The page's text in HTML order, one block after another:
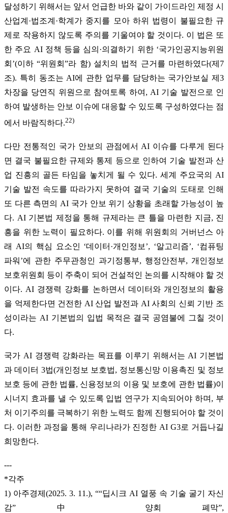
달성하기 위해서는 앞서 언급한 바와 같이 가이드라인 제정 시
산업계·법조계·학계가 중지를 모아 하위 법령이 불필요한 규
제로 작용하지 않도록 주의를 기울여야 할 것이다. 이 법은 또
한 주요 AI 정책 등을 심의·의결하기 위한 ‘국가인공지능위원
회’(이하 “위원회”라 함) 설치의 법적 근거를 마련하였다(제7
조). 특히 동조는 AI에 관한 업무를 담당하는 국가안보실 제3
차장을 당연직 위원으로 참여토록 하여, AI 기술 발전으로 인
하여 발생하는 안보 이슈에 대응할 수 있도록 구성하였다는 점
에서 바람직하다.22)
다만 전통적인 국가 안보의 관점에서 AI 이슈를 다루게 된다
면 결국 불필요한 규제와 통제 등으로 인하여 기술 발전과 산
업 진흥의 골든 타임을 놓치게 될 수 있다. 세계 주요국의 AI
기술 발전 속도를 따라가지 못하여 결국 기술의 도태로 인해
또 다른 측면의 AI 국가 안보 위기 상황을 초래할 가능성이 높
다. AI 기본법 제정을 통해 규제라는 큰 틀을 마련한 지금, 진
흥을 위한 노력이 필요하다. 이를 위해 위원회의 거버넌스 아
래 AI의 핵심 요소인 ‘데이터·개인정보’, ‘알고리즘’, ‘컴퓨팅
파워’에 관한 주무관청인 과기정통부, 행정안전부, 개인정보
보호위원회 등이 주축이 되어 건설적인 논의를 시작해야 할 것
이다. AI 경쟁력 강화를 논하면서 데이터와 개인정보의 활용
을 억제한다면 건전한 AI 산업 발전과 AI 사회의 신뢰 기반 조
성이라는 AI 기본법의 입법 목적은 결국 공염불에 그칠 것이
다.
국가 AI 경쟁력 강화라는 목표를 이루기 위해서는 AI 기본법
과 데이터 3법(개인정보 보호법, 정보통신망 이용촉진 및 정보
보호 등에 관한 법률, 신용정보의 이용 및 보호에 관한 법률)이
시너지 효과를 낼 수 있도록 입법 연구가 지속되어야 하며, 부
처 이기주의를 극복하기 위한 노력도 함께 진행되어야 할 것이
다. 이러한 과정을 통해 우리나라가 진정한 AI G3로 거듭나길
희망한다.
---
*각주
1) 아주경제(2025. 3. 11.), ““딥시크 AI 열풍 속 기술 굴기 자신
감” 中 양회 폐막”,